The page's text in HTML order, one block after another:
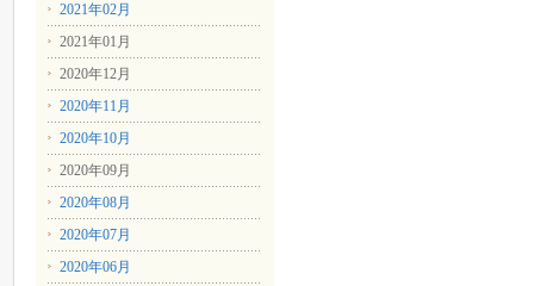
2021年02月
2021年01月
2020年12月
2020年11月
2020年10月
2020年09月
2020年08月
2020年07月
2020年06月